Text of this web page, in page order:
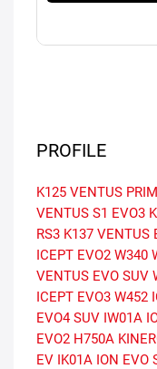
PROFILE
K125 VENTUS
VENTUS S1 EVO3
RS3 K137 VENTUS
ICEPT EVO2 W340
VENTUS EVO SUV
ICEPT EVO3 W452
EVO4 SUV IW01A
EVO2 H750A
EV IK01A ION EVO